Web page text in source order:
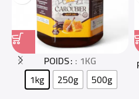
POIDS : 1KG
1kg
250g 500g